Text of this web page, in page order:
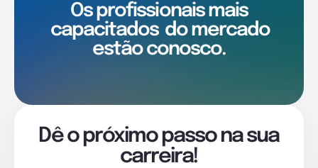
Os profissionais mais
capacitados do mercado
estão conosco.
Dê o próximo passo na sua
carreira!